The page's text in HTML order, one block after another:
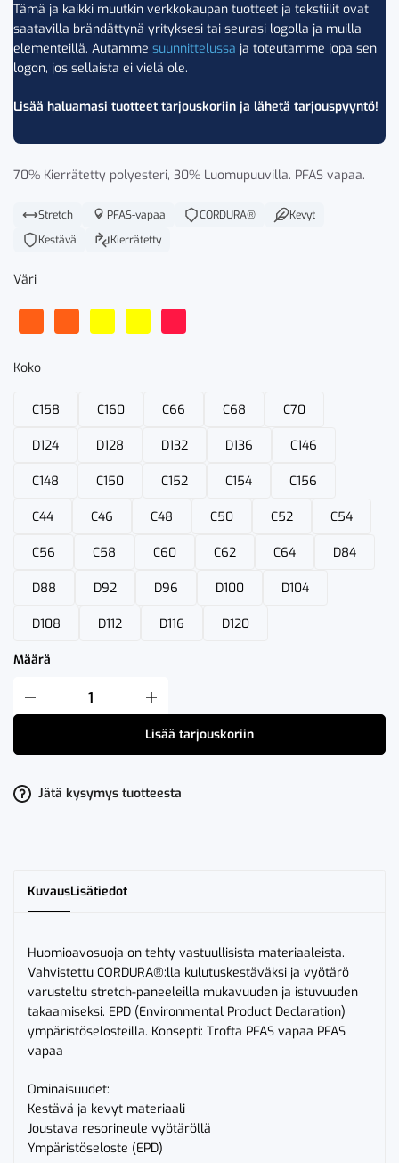
Tämä ja kaikki muutkin verkkokaupan tuotteet ja tekstiilit ovat
saatavilla brändättynä yrityksesi tai seurasi logolla ja muilla
elementeillä. Autamme suunnittelussa ja toteutamme jopa sen
logon, jos sellaista ei vielä ole.
Lisää haluamasi tuotteet tarjouskoriin ja lähetä tarjouspyyntö!
70% Kierrätetty polyesteri, 30% Luomupuuvilla. PFAS vapaa.
Stretch PFAS-vapaa CORDURA®
Kevyt
Kestävä
Kierrätetty
Väri
Koko
C158 C160 C66 C68 C70
D124 D128 D132 D136 C146
C148 C150 C152 C154 C156
C44 C46 C48 C50 C52 C54
C56 C58 C60 C62 C64 D84
D88 D92 D96 D100 D104
D108 D112 D116 D120
Määrä
Fristads
High
Avosuoja
1030
GPLU
Lisää tarjouskoriin
Jätä kysymys tuotteesta
KuvausLisätiedot
Huomioavosuoja on tehty vastuullisista materiaaleista.
Vahvistettu CORDURA®:lla kulutuskestäväksi ja vyötärö
varusteltu stretch-paneeleilla mukavuuden ja istuvuuden
takaamiseksi. EPD (Environmental Product Declaration)
ympäristöselosteilla. Konsepti: Trofta PFAS vapaa PFAS
vapaa
Ominaisuudet:
Kestävä ja kevyt materiaali
Joustava resorineule vyötäröllä
Ympäristöseloste (EPD)